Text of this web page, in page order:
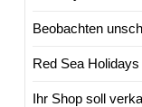
Beobachten
Red Sea
Ihr Shop soll